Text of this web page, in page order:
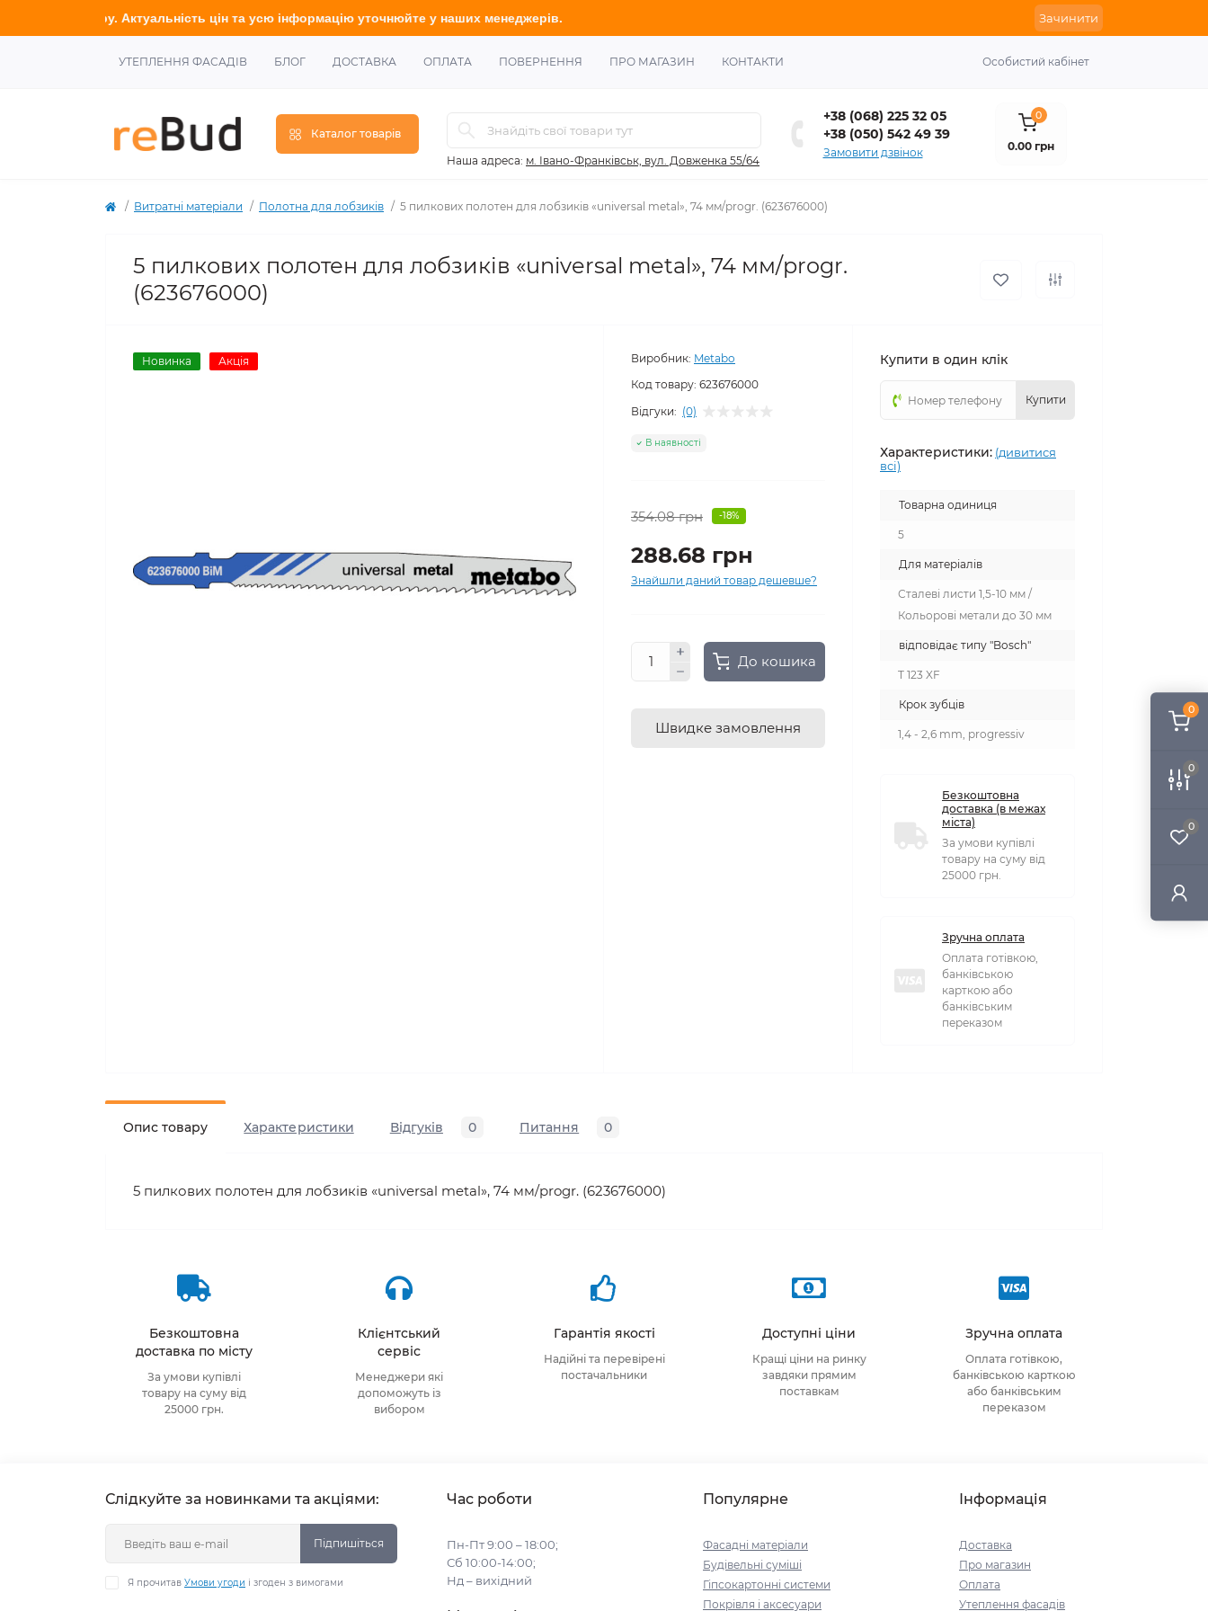
0
0
0
Актуальність цін та усю інформацію уточнюйтеу наших менеджерів. Зачинити
УТЕПЛЕННЯ ФАСАДІВ БЛОГ ДОСТАВКА ОПЛАТА ПОВЕРНЕННЯ ПРО МАГАЗИН КОНТАКТИ Особистий кабінет
Каталог товарів
Наша адреса: м. Івано-Франківськ, вул. Довженка 55/64
+38 (068) 225 32 05
+38 (050) 542 49 39
Замовити дзвінок
0
0.00 грн
Витратні матеріали Полотна для лобзиків 5 пилкових полотен для лобзиків «universal metal», 74 мм/progr. (623676000)
5 пилкових полотен для лобзиків «universal metal», 74 мм/progr.
(623676000)
Новинка Акція Виробник: Metabo
Код товару: 623676000
Відгуки: (0)
В наявності
354.08 грн -18%
288.68 грн
Знайшли даний товар дешевше?
До кошика
Швидке замовлення
Купити в один клік
Купити
Характеристики: (дивитися
всі)
Товарна одиниця
5
Для матеріалів
Сталеві листи 1,5-10 мм /
Кольорові метали до 30 мм
відповідає типу "Bosch"
T 123 XF
Крок зубців
1,4 - 2,6 mm, progressiv
Безкоштовна
доставка (в межах
міста)
За умови купівлі
товару на суму від
25000 грн.
Зручна оплата
Оплата готівкою,
банківською
карткою або
банківським
переказом
Опис товару Характеристики Відгуків 0 Питання 0
5 пилкових полотен для лобзиків «universal metal», 74 мм/progr. (623676000)
Безкоштовна
доставка по місту
За умови купівлі
товару на суму від
25000 грн.
Клієнтський
сервіс
Менеджери які
допоможуть із
вибором
Гарантія якості
Надійні та перевірені
постачальники
Доступні ціни
Кращі ціни на ринку
завдяки прямим
поставкам
Зручна оплата
Оплата готівкою,
банківською карткою
або банківським
переказом
Слідкуйте за новинками та акціями:
Підпишіться
Я прочитав Умови угоди і згоден з вимогами
Час роботи
Пн-Пт 9:00 – 18:00;
Сб 10:00-14:00;
Нд – вихідний
Популярне
Фасадні матеріали
Будівельні cуміші
Гіпсокартонні системи
Покрівля і аксесуари
Інформація
Доставка
Про магазин
Оплата
Утеплення фасадів